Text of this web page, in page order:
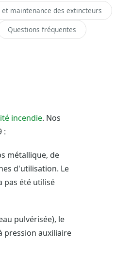
maintenance des extincteurs
Questions fréquentes
incendie. Nos
:
métallique, de
d'utilisation. Le
pas été utilisé
pulvérisée), le
pression auxiliaire